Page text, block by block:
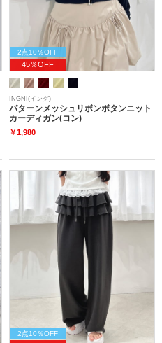
2点10％OFF
45％OFF
INGNI(イング)
パターンメッシュリボンボタンニット
カーディガン(コン)
￥1,980
2点10％OFF